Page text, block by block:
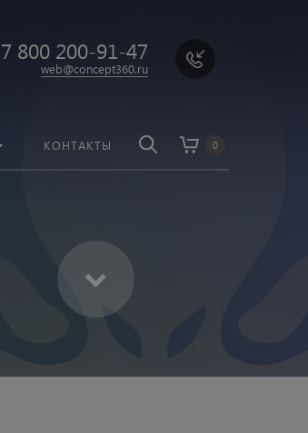
Найти
800 200-91-47
web@concept360.ru
КОНТАКТЫ 0